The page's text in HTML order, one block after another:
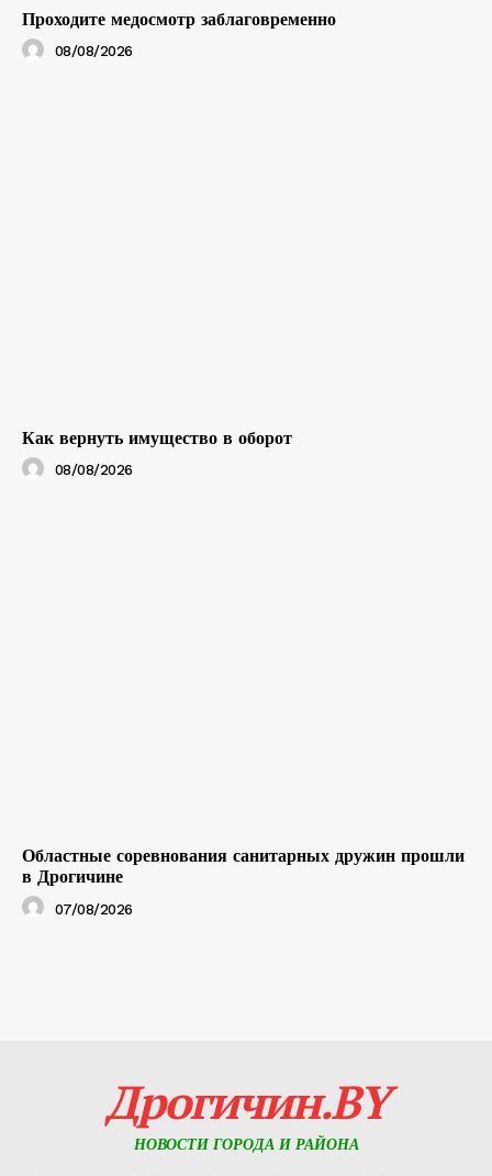
Проходите медосмотр заблаговременно
08/08/2026
Как вернуть имущество в оборот
08/08/2026
Областные соревнования санитарных дружин прошли
в Дрогичине
07/08/2026
Дрогичин.BY
НОВОСТИ ГОРОДА И РАЙОНА